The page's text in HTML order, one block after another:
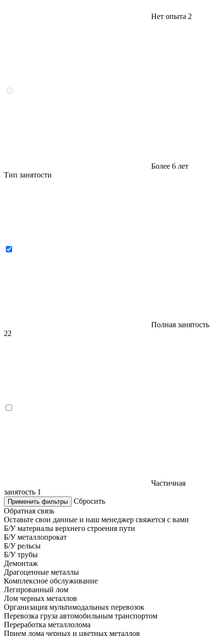
Нет опыта 2
Более 6 лет
Тип занятости
Полная занятость
22
Частичная
занятость 1
Применить фильтры
Сбросить
Обратная связь
Оставьте свои данные и наш менеджер свяжется с вами
Б/У материалы верхнего строения пути
Б/У металлопрокат
Б/У рельсы
Б/У трубы
Демонтаж
Драгоценные металлы
Комплексное обслуживание
Легированный лом
Лом черных металлов
Организация мультимодальных перевозок
Перевозка груза автомобильным транспортом
Переработка металлолома
Прием лома черных и цветных металлов